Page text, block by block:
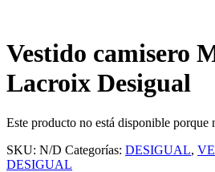
Vestido camisero
Lacroix Desigual
Este producto no está disponible porque
SKU: N/D Categorías: DESIGUAL,
DESIGUAL